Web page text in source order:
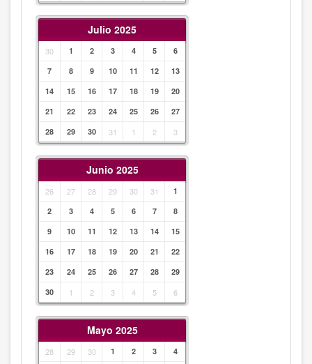
Julio 2025
30 1 2 3 4 5
6
7
8 9 10 11 12
13
14
15 16 17 18 19
20
21
22 23 24 25 26
27
28
29 30 31 1 2 3
Junio 2025
26 27 28 29 30 31
1
2
3 4 5 6 7
8
9
10 11 12 13 14
15
16
17 18 19 20 21
22
23
24 25 26 27 28
29
30
1 2 3 4 5 6
Mayo 2025
28 29 30 1 2 3 4